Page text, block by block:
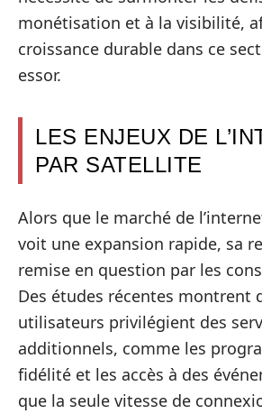
monétisation et à la visibilité,
croissance durable dans ce
essor.
LES ENJEUX DE
PAR SATELLITE
Alors que le marché de
voit une expansion rapide, sa
remise en question par les
Des études récentes montrent
utilisateurs privilégient des
additionnels, comme les
fidélité et les accès à des
que la seule vitesse de